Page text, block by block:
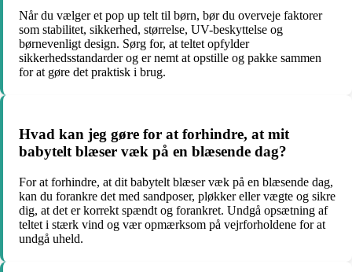
Når du vælger et pop up telt til børn, bør du overveje faktorer
som stabilitet, sikkerhed, størrelse, UV-beskyttelse og
børnevenligt design. Sørg for, at teltet opfylder
sikkerhedsstandarder og er nemt at opstille og pakke sammen
for at gøre det praktisk i brug.
Hvad kan jeg gøre for at forhindre, at mit
babytelt blæser væk på en blæsende dag?
For at forhindre, at dit babytelt blæser væk på en blæsende dag,
kan du forankre det med sandposer, pløkker eller vægte og sikre
dig, at det er korrekt spændt og forankret. Undgå opsætning af
teltet i stærk vind og vær opmærksom på vejrforholdene for at
undgå uheld.